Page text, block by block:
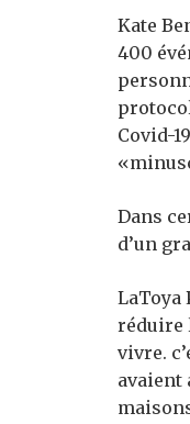
Kate
400
Covid-
Dans
d’un
LaToya
réduire
vivre.
avaient